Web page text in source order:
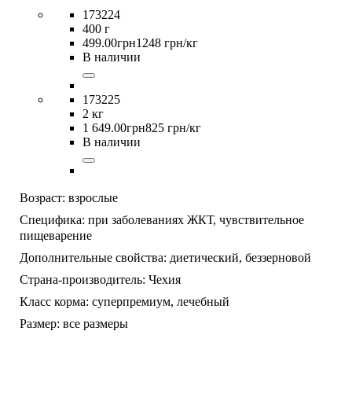
173224
400 г
499.00грн1248 грн/кг
В наличии
173225
2 кг
1 649.00грн825 грн/кг
В наличии
Возраст: взрослые
Специфика: при заболеваниях ЖКТ, чувствительное
пищеварение
Дополнительные свойства: диетический, беззерновой
Страна-производитель: Чехия
Класс корма: суперпремиум, лечебный
Размер: все размеры